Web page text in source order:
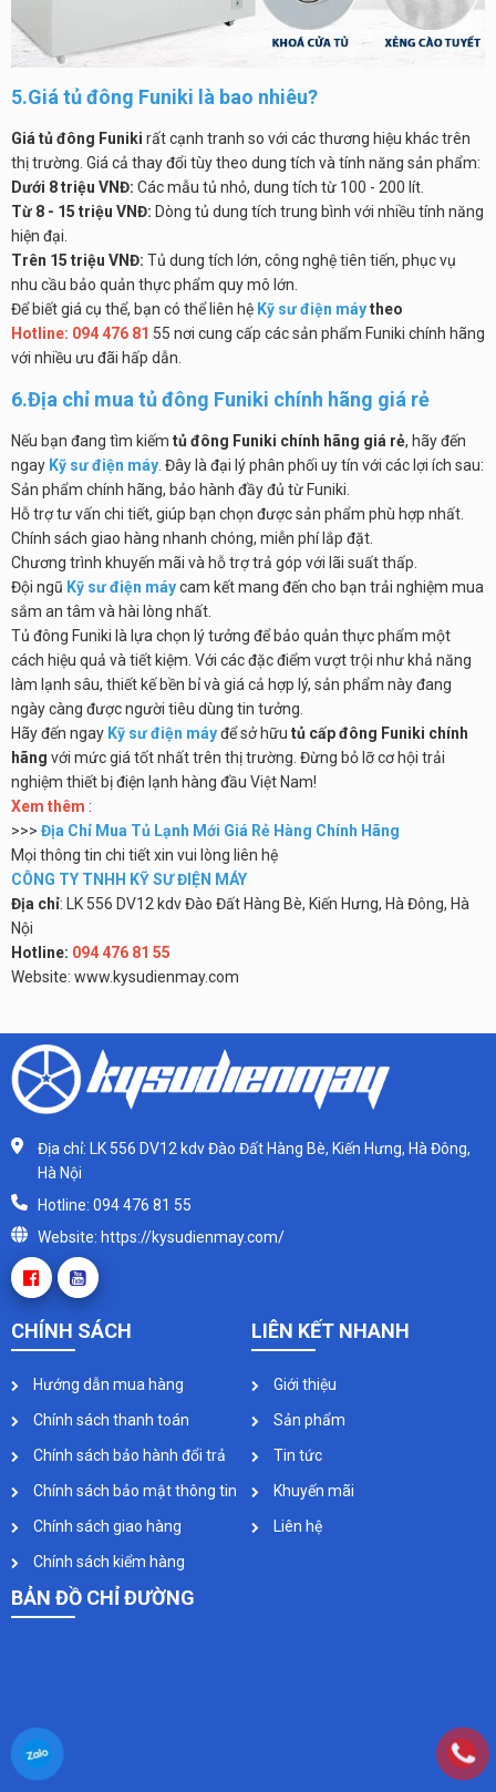
5.Giá tủ đông Funiki là bao nhiêu?
Giá tủ đông Funiki rất cạnh tranh so với các thương hiệu khác trên
thị trường. Giá cả thay đổi tùy theo dung tích và tính năng sản phẩm:
Dưới 8 triệu VNĐ: Các mẫu tủ nhỏ, dung tích từ 100 - 200 lít.
Từ 8 - 15 triệu VNĐ: Dòng tủ dung tích trung bình với nhiều tính năng
hiện đại.
Trên 15 triệu VNĐ: Tủ dung tích lớn, công nghệ tiên tiến, phục vụ
nhu cầu bảo quản thực phẩm quy mô lớn.
Để biết giá cụ thể, bạn có thể liên hệ Kỹ sư điện máytheo
Hotline: 094 476 81 55 nơi cung cấp các sản phẩm Funiki chính hãng
với nhiều ưu đãi hấp dẫn.
6.Địa chỉ mua tủ đông Funiki chính hãng giá rẻ
Nếu bạn đang tìm kiếm tủ đông Funiki chính hãng giá rẻ, hãy đến
ngay Kỹ sư điện máy . Đây là đại lý phân phối uy tín với các lợi ích sau:
Sản phẩm chính hãng, bảo hành đầy đủ từ Funiki.
Hỗ trợ tư vấn chi tiết, giúp bạn chọn được sản phẩm phù hợp nhất.
Chính sách giao hàng nhanh chóng, miễn phí lắp đặt.
Chương trình khuyến mãi và hỗ trợ trả góp với lãi suất thấp.
Đội ngũ Kỹ sư điện máycam kết mang đến cho bạn trải nghiệm mua
sắm an tâm và hài lòng nhất.
Tủ đông Funiki là lựa chọn lý tưởng để bảo quản thực phẩm một
cách hiệu quả và tiết kiệm. Với các đặc điểm vượt trội như khả năng
làm lạnh sâu, thiết kế bền bỉ và giá cả hợp lý, sản phẩm này đang
ngày càng được người tiêu dùng tin tưởng.
Hãy đến ngay Kỹ sư điện máyđể sở hữu tủ cấp đông Funiki chính
hãng với mức giá tốt nhất trên thị trường. Đừng bỏ lỡ cơ hội trải
nghiệm thiết bị điện lạnh hàng đầu Việt Nam!
Xem thêm :
>>> Địa Chỉ Mua Tủ Lạnh Mới Giá Rẻ Hàng Chính Hãng
Mọi thông tin chi tiết xin vui lòng liên hệ
CÔNG TY TNHH KỸ SƯ ĐIỆN MÁY
Địa chỉ: LK 556 DV12 kdv Đào Đất Hàng Bè, Kiến Hưng, Hà Đông, Hà
Nội
Hotline: 094 476 81 55
Website: www.kysudienmay.com
Địa chỉ: LK 556 DV12 kdv Đào Đất Hàng Bè, Kiến Hưng, Hà Đông,
Hà Nội
Hotline: 094 476 81 55
Website: https://kysudienmay.com/
CHÍNH SÁCH
Hướng dẫn mua hàng
Chính sách thanh toán
Chính sách bảo hành đổi trả
Chính sách bảo mật thông tin
Chính sách giao hàng
Chính sách kiểm hàng
LIÊN KẾT NHANH
Giới thiệu
Sản phẩm
Tin tức
Khuyến mãi
Liên hệ
BẢN ĐỒ CHỈ ĐƯỜNG